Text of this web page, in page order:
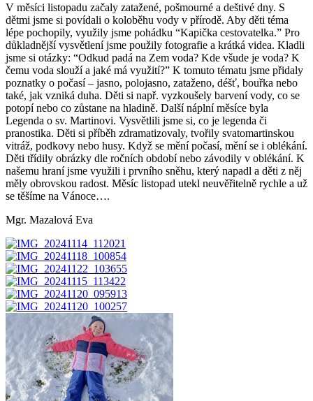
V měsíci listopadu začaly zatažené, pošmourné a deštivé dny. S
dětmi jsme si povídali o koloběhu vody v přírodě. Aby děti téma
lépe pochopily, využily jsme pohádku “Kapička cestovatelka.” Pro
důkladnější vysvětlení jsme použily fotografie a krátká videa. Kladli
jsme si otázky: “Odkud padá na Zem voda? Kde všude je voda? K
čemu voda slouží a jaké má využití?” K tomuto tématu jsme přidaly
poznatky o počasí – jasno, polojasno, zataženo, déšť, bouřka nebo
také, jak vzniká duha. Děti si např. vyzkoušely barvení vody, co se
potopí nebo co zůstane na hladině. Další náplní měsíce byla
Legenda o sv. Martinovi. Vysvětlili jsme si, co je legenda či
pranostika. Děti si příběh zdramatizovaly, tvořily svatomartinskou
vitráž, podkovy nebo husy. Když se mění počasí, mění se i oblékání.
Děti třídily obrázky dle ročních období nebo závodily v oblékání. K
našemu hraní jsme využili i prvního sněhu, který napadl a děti z něj
měly obrovskou radost. Měsíc listopad utekl neuvěřitelně rychle a už
se těšíme na Vánoce….
Mgr. Mazalová Eva